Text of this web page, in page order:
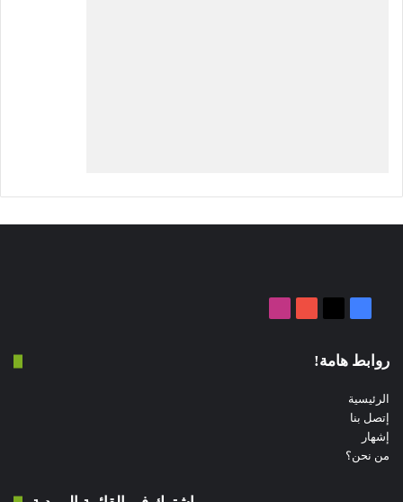
روابط هامة!
الرئيسية
إتصل بنا
إشهار
من نحن؟